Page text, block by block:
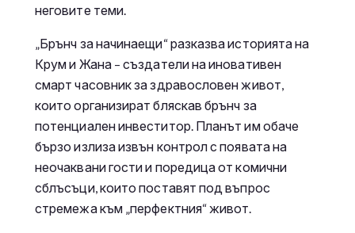
неговите теми.
„Брънч за начинаещи“ разказва историята на
Крум и Жана – създатели на иновативен
смарт часовник за здравословен живот,
които организират бляскав брънч за
потенциален инвеститор. Планът им обаче
бързо излиза извън контрол с появата на
неочаквани гости и поредица от комични
сблъсъци, които поставят под въпрос
стремежа към „перфектния“ живот.